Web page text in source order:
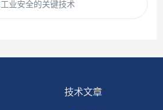
业安全的关键技术
技术文章